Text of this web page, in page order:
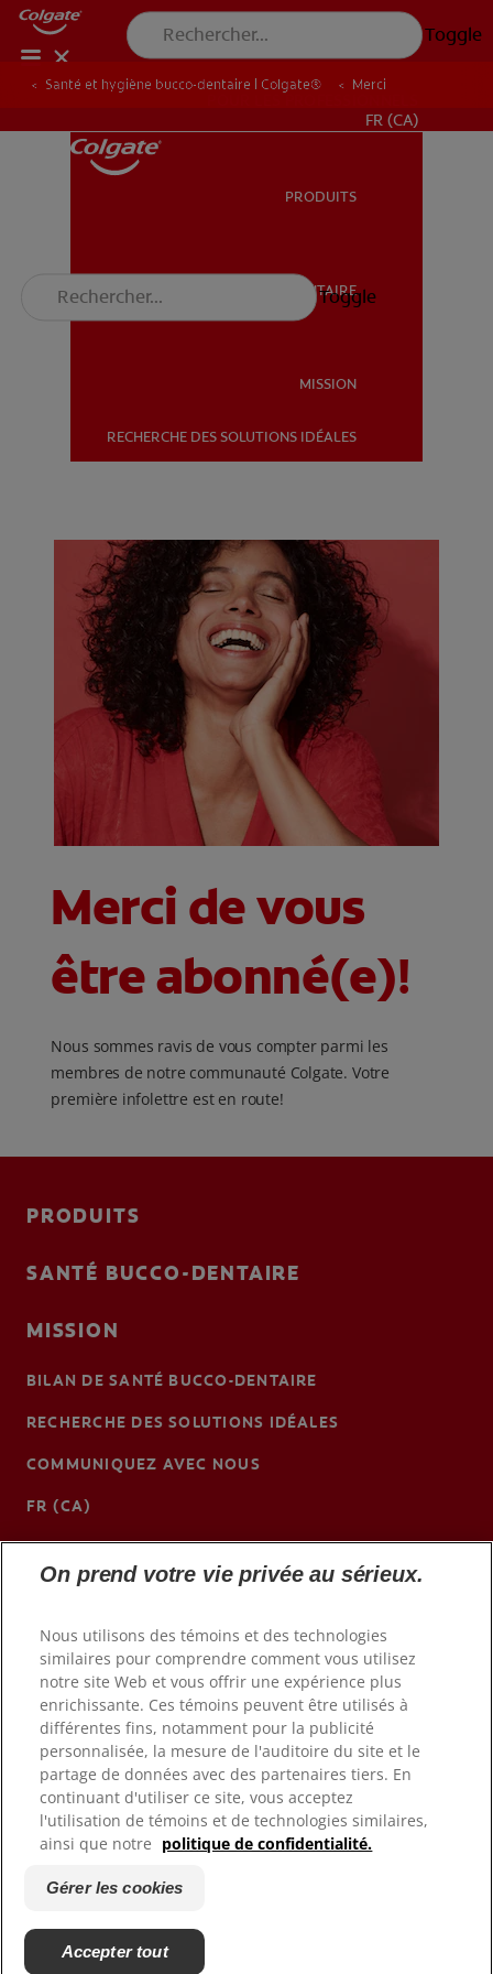
Toggle
SANTÉ BUCCO-DENTAIRE
POUR LES PROFESSIONNELS
FR (CA)
PRODUITS
SANTÉ BUCCO-DENTAIRE
MISSION
RECHERCHE DES SOLUTIONS IDÉALES
Toggle
Santé et hygiène bucco-dentaire | Colgate® Merci
Merci de vous
être abonné(e)!
Nous sommes ravis de vous compter parmi les
membres de notre communauté Colgate. Votre
première infolettre est en route!
PRODUITS
SANTÉ BUCCO-DENTAIRE
MISSION
BILAN DE SANTÉ BUCCO-DENTAIRE
RECHERCHE DES SOLUTIONS IDÉALES
COMMUNIQUEZ AVEC NOUS
FR (CA)
© 2026 Colgate-Palmolive Company. Tous droits réservés.
Conditions d'utilisation
Gérer les cookies
On prend votre vie privée au sérieux.
Nous utilisons des témoins et des technologies
similaires pour comprendre comment vous utilisez
notre site Web et vous offrir une expérience plus
enrichissante. Ces témoins peuvent être utilisés à
différentes fins, notamment pour la publicité
personnalisée, la mesure de l'auditoire du site et le
partage de données avec des partenaires tiers. En
continuant d'utiliser ce site, vous acceptez
l'utilisation de témoins et de technologies similaires,
ainsi que notre politique de confidentialité.
Gérer les cookies
Accepter tout